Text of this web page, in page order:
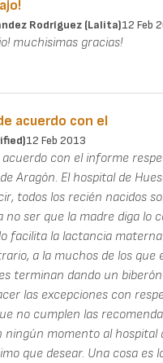
Rodríguez (Lalita)12 Feb
muchisimas gracias!
acuerdo con el
12 Feb 2013
acuerdo con el informe
Aragón. El hospital de
todos los recién nacidos
no ser que la madre diga lo
facilita la lactancia
a la muchos de los que
terminan dando un
las excepciones con
no cumplen las
ningún momento al hospital
que desear. Una cosa es